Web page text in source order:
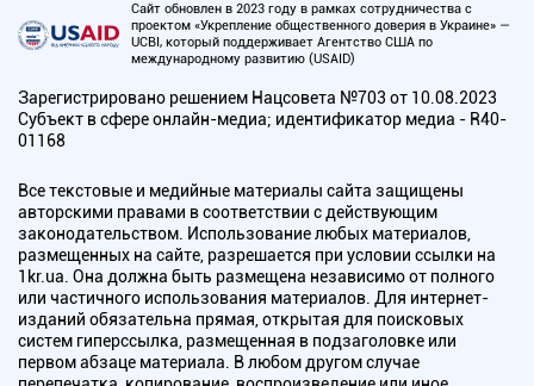
Сайт обновлен в 2023 году в рамках сотрудничества с
проектом «Укрепление общественного доверия в Украине» —
UCBI, который поддерживает Агентство США по
международному развитию (USAID)
Зарегистрировано решением Нацсовета №703 от 10.08.2023
Субъект в сфере онлайн-медиа; идентификатор медиа - R40-
01168
Все текстовые и медийные материалы сайта защищены
авторскими правами в соответствии с действующим
законодательством. Использование любых материалов,
размещенных на сайте, разрешается при условии ссылки на
1kr.ua. Она должна быть размещена независимо от полного
или частичного использования материалов. Для интернет-
изданий обязательна прямая, открытая для поисковых
систем гиперссылка, размещенная в подзаголовке или
первом абзаце материала. В любом другом случае